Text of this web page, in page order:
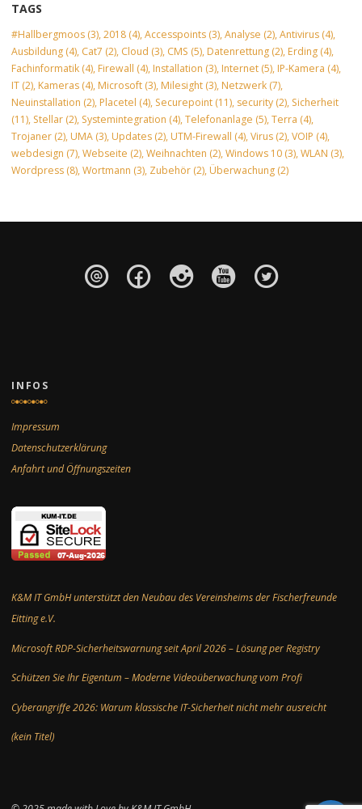
TAGS
#Hallbergmoos (3),2018 (4),Accesspoints (3),Analyse (2),Antivirus (4),
Ausbildung (4), Cat7 (2), Cloud (3), CMS (5), Datenrettung (2), Erding (4),
Fachinformatik (4), Firewall (4), Installation (3), Internet (5), IP-Kamera (4),
IT (2), Kameras (4), Microsoft (3), Milesight (3), Netzwerk (7),
Neuinstallation (2), Placetel (4), Securepoint (11), security (2), Sicherheit
(11), Stellar (2), Systemintegration (4),Telefonanlage (5),Terra (4),
Trojaner (2), UMA (3), Updates (2), UTM-Firewall (4),Virus (2),VOIP (4),
webdesign (7),Webseite (2),Weihnachten (2),Windows 10 (3),WLAN (3),
Wordpress (8),Wortmann (3), Zubehör (2), Überwachung (2)
INFOS
Impressum
Datenschutzerklärung
Anfahrt und Öffnungszeiten
K&M IT GmbH unterstützt den Neubau des Vereinsheims der Fischerfreunde
Eitting e.V.
Microsoft RDP-Sicherheitswarnung seit April 2026 – Lösung per Registry
Schützen Sie Ihr Eigentum – Moderne Videoüberwachung vom Profi
Cyberangriffe 2026: Warum klassische IT-Sicherheit nicht mehr ausreicht
(kein Titel)